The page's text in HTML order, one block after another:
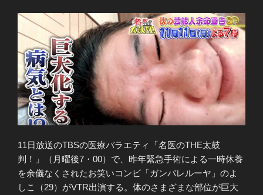
11日放送のTBSの医療バラエティ「名医のTHE太鼓
判！」（月曜後7・00）で、昨年緊急手術による一時休養
を余儀なくされたお笑いコンビ「ガンバレルーヤ」のよ
しこ（29）がVTR出演する。体のさまざまな部位が巨大